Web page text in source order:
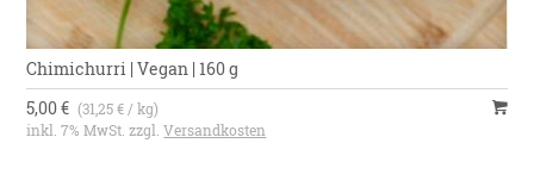
Chimichurri | Vegan | 160 g
5,00 € (31,25 € / kg)
inkl. 7% MwSt. zzgl.Versandkosten